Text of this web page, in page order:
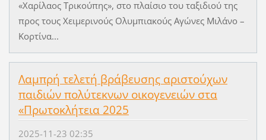
«Χαρίλαος Τρικούπης», στο πλαίσιο του ταξιδιού της
προς τους Χειμερινούς Ολυμπιακούς Αγώνες Μιλάνο –
Κορτίνα...
Λαμπρή τελετή βράβευσης αριστούχων
παιδιών πολύτεκνων οικογενειών στα
«Πρωτοκλήτεια 2025
2025-11-23 02:35